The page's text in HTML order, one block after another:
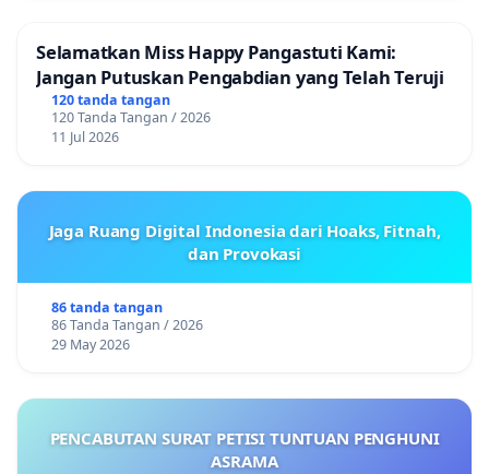
Selamatkan Miss Happy Pangastuti Kami:
Jangan Putuskan Pengabdian yang Telah Teruji
120 tanda tangan
120 Tanda Tangan / 2026
11 Jul 2026
Jaga Ruang Digital Indonesia dari Hoaks, Fitnah,
dan Provokasi
86 tanda tangan
86 Tanda Tangan / 2026
29 May 2026
PENCABUTAN SURAT PETISI TUNTUAN PENGHUNI
ASRAMA